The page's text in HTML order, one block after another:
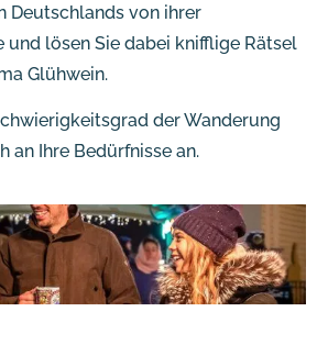
Deutschlands von ihrer
und lösen Sie dabei knifflige Rätsel
Glühwein.
der Wanderung
an Ihre Bedürfnisse an.